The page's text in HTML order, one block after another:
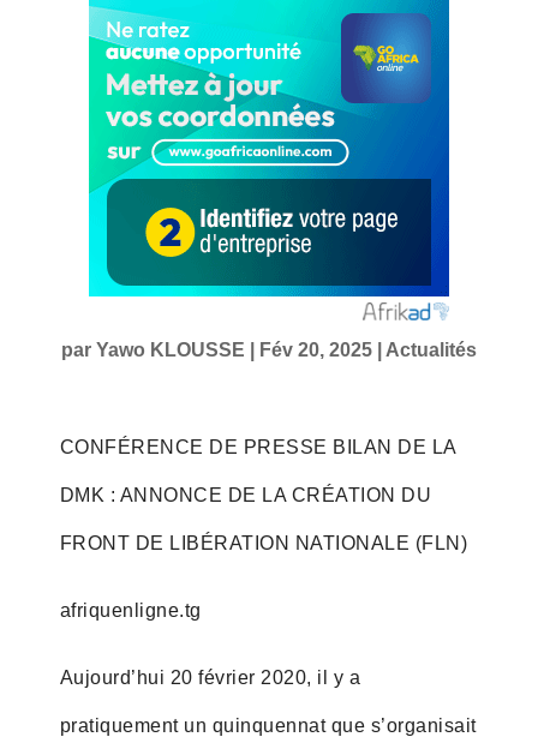
par Yawo KLOUSSE Fév 20, 2025| Actualités
CONFÉRENCE DE PRESSE BILAN DE LA
DMK : ANNONCE DE LA CRÉATION DU
FRONT DE LIBÉRATION NATIONALE (FLN)
afriquenligne.tg
Aujourd’hui 20 février 2020, il y a
pratiquement un quinquennat que s’organisait